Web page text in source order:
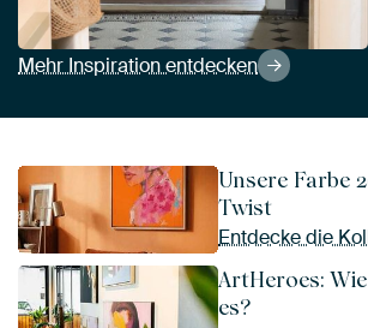
Mehr Inspiration entdecken
Unsere Farbe
Twist
Entdecke die
ArtHeroes:
es?